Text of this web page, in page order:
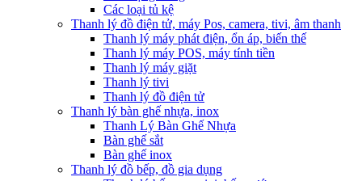
Các loại tủ kệ
Thanh lý đồ điện tử, máy Pos, camera, tivi, âm thanh
Thanh lý máy phát điện, ổn áp, biến thế
Thanh lý máy POS, máy tính tiền
Thanh lý máy giặt
Thanh lý tivi
Thanh lý đồ điện tử
Thanh lý bàn ghế nhựa, inox
Thanh Lý Bàn Ghế Nhựa
Bàn ghế sắt
Bàn ghế inox
Thanh lý đồ bếp, đồ gia dụng